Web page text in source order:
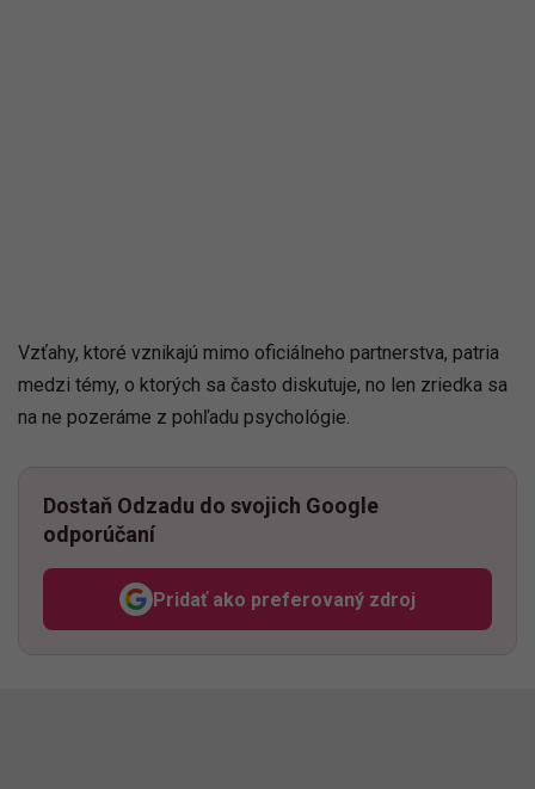
Vzťahy, ktoré vznikajú mimo oficiálneho partnerstva, patria
medzi témy, o ktorých sa často diskutuje, no len zriedka sa
na ne pozeráme z pohľadu psychológie.
Dostaň Odzadu do svojich Google
odporúčaní
Pridať ako preferovaný zdroj
Odzadu, odkaz sa otvorí v